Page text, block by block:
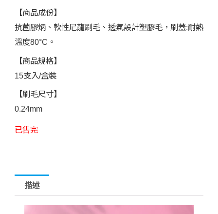
【商品成份】
抗菌膠炳、軟性尼龍刷毛、透氣設計塑膠毛，刷蓋:耐熱
溫度80°C。
【商品規格】
15支入/盒裝
【刷毛尺寸】
0.24mm
已售完
描述